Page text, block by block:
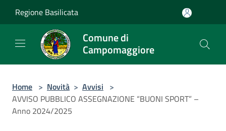
Regione Basilicata
Comune di
Campomaggiore
Home > Novità > Avvisi >
AVVISO PUBBLICO ASSEGNAZIONE “BUONI SPORT” –
Anno 2024/2025